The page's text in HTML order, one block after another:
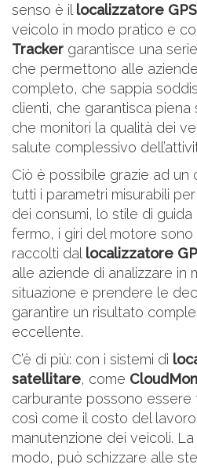
senso è illocalizzatore GPS
veicolo in modo pratico e
Tracker garantisce una
che permettono alle
completo, che sappia
clienti, che garantisca piena
che monitori la qualità dei
salute complessivo
Ciò è possibile grazie ad
tutti i parametri misurabili
dei consumi, lo stile di
fermo, i giri del motore
raccolti dallocalizzatore
alle aziende di analizzare in
situazione e prendere le
garantire un risultato
eccellente.
C’è di più: con i sistemi di
satellitare, come
carburante possono essere
così come il costo del
manutenzione dei veicoli.
modo, può schizzare alle